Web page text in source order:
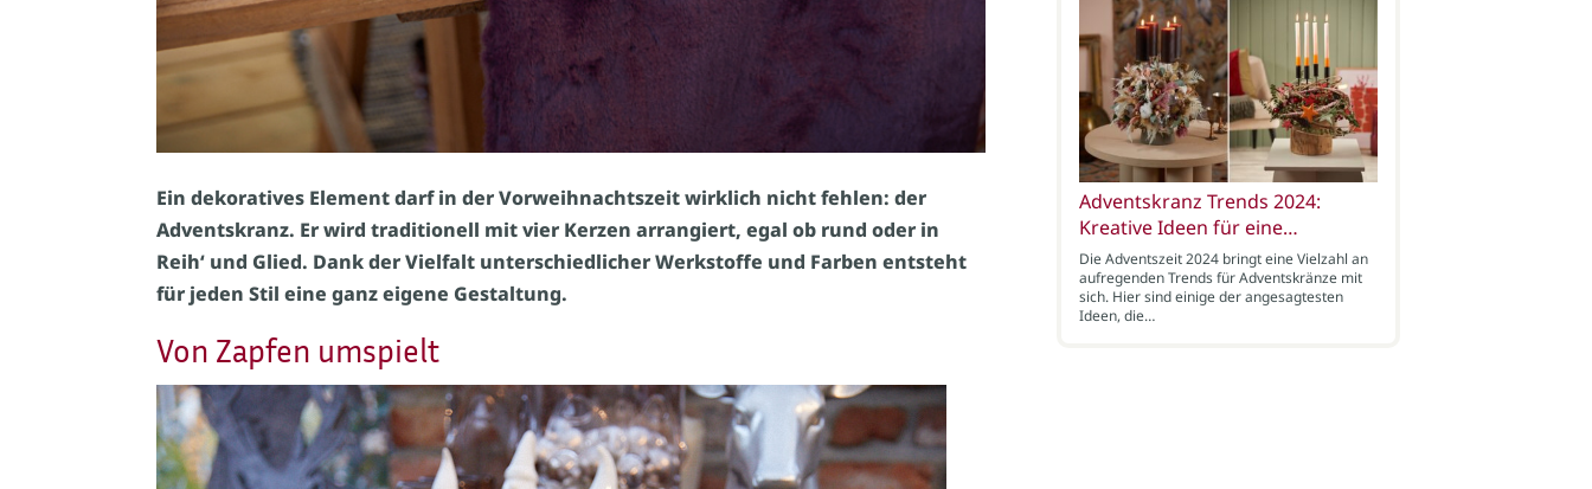
Ein dekoratives Element darf in der Vorweihnachtszeit wirklich nicht fehlen: der
Adventskranz. Er wird traditionell mit vier Kerzen arrangiert, egal ob rund oder in
Reih‘ und Glied. Dank der Vielfalt unterschiedlicher Werkstoffe und Farben entsteht
für jeden Stil eine ganz eigene Gestaltung.
Von Zapfen umspielt
Adventskranz Trends 2024:
Kreative Ideen für eine…
Die Adventszeit 2024 bringt eine Vielzahl an
aufregenden Trends für Adventskränze mit
sich. Hier sind einige der angesagtesten
Ideen, die…